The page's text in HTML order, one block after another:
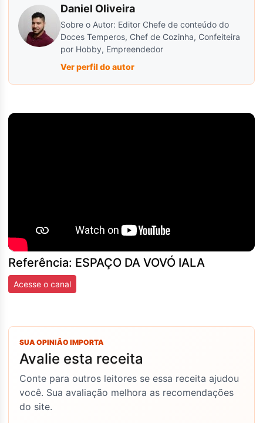
Daniel Oliveira
Sobre o Autor: Editor Chefe de conteúdo do
Doces Temperos, Chef de Cozinha, Confeiteira
por Hobby, Empreendedor
Ver perfil do autor
Referência: ESPAÇO DA VOVÓ IALA
Acesse o canal
SUA OPINIÃO IMPORTA
Avalie esta receita
Conte para outros leitores se essa receita ajudou
você. Sua avaliação melhora as recomendações
do site.